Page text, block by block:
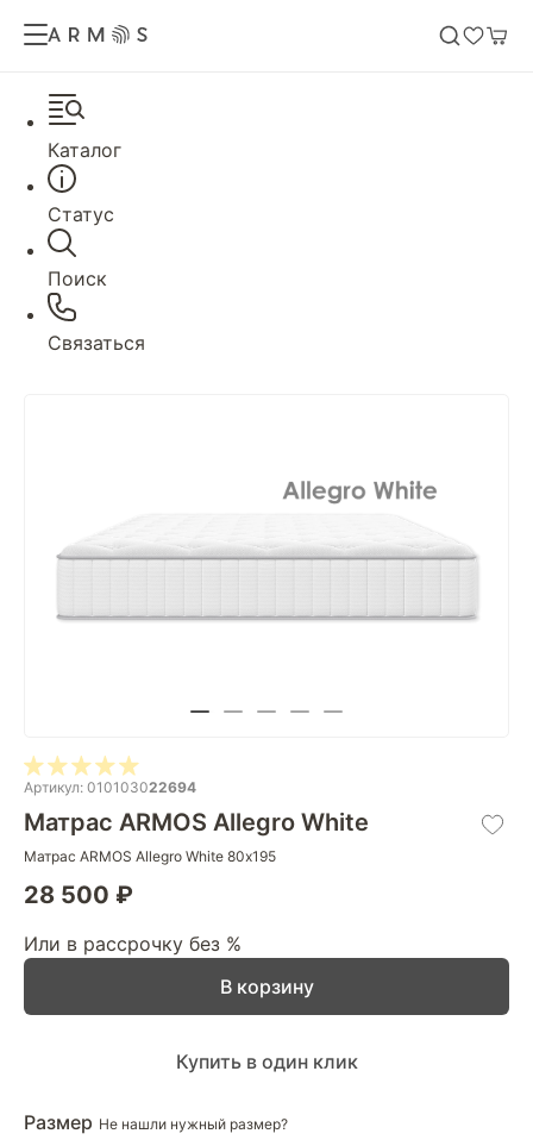
Каталог
Статус
Поиск
Связаться
Артикул: 010103022694
Матрас ARMOS Allegro White
Матрас ARMOS Allegro White 80х195
28 500 ₽
Или в рассрочку без %
Размер Не нашли нужный размер?
В корзину
Купить в один клик